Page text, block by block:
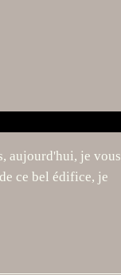
aujourd'hui, je vous
ce bel édifice, je